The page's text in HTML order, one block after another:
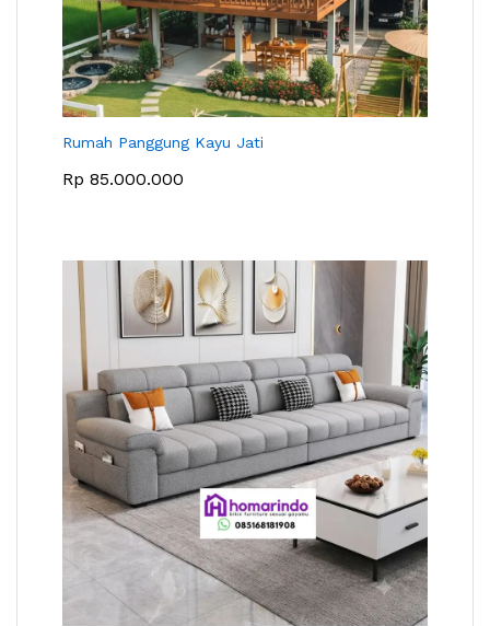
Rumah Panggung Kayu Jati
Rp 85.000.000